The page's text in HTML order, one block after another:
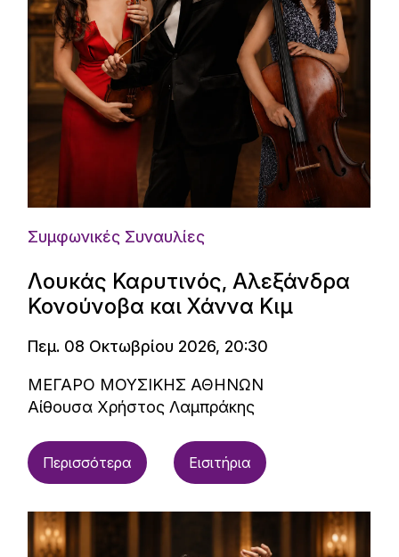
Συμφωνικές Συναυλίες
Λουκάς Καρυτινός, Αλεξάνδρα
Κονούνοβα και Χάννα Κιμ
Πεμ. 08 Οκτωβρίου 2026, 20:30
ΜΕΓΑΡΟ ΜΟΥΣΙΚΗΣ ΑΘΗΝΩΝ
Αίθουσα Χρήστος Λαμπράκης
Περισσότερα Εισιτήρια